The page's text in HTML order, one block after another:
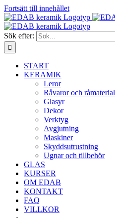
Fortsätt till innehållet
Sök efter:
START
KERAMIK
Leror
Råvaror och råmaterial
Glasyr
Dekor
Verktyg
Avgjutning
Maskiner
Skyddsutrustning
Ugnar och tillbehör
GLAS
KURSER
OM EDAB
KONTAKT
FAQ
VILLKOR